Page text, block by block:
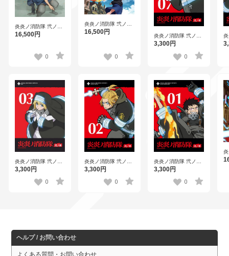
炎炎ノ消防隊 弐ノ章
第2巻 （ブルーレイ
16,500円
0
炎炎ノ消防隊 弐ノ章
第1巻 （ブルーレイ
16,500円
0
炎炎ノ消防隊 弐ノ章
第7巻
3,300円
0
炎炎ノ消防隊 弐ノ章
第3巻
3,300円
0
炎炎ノ消防隊 弐ノ章
第2巻
3,300円
0
炎炎ノ消防隊 弐ノ章
第1巻
3,300円
0
ヘルプ / お問い合わせ
よくある質問・お問い合わせ